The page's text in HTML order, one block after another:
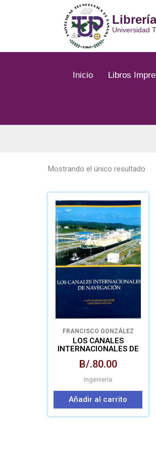
Universidad
Inicio Libros
Mostrando el único resultado
FRANCISCO GONZÁLEZ
SAÑUDO
LOS CANALES
INTERNACIONALES DE
B/.80.00
Ingeniería
Añadir al carrito